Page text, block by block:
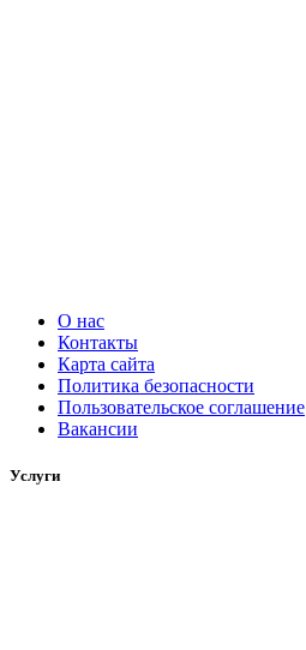
О нас
Контакты
Карта сайта
Политика безопасности
Пользовательское соглашение
Вакансии
Услуги